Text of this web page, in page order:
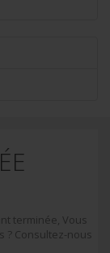
terminée, Vous
? Consultez-nous